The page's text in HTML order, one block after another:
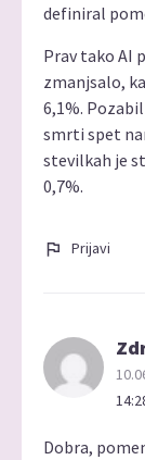
definiral
Prav tako AI
zmanjsalo,
6,1%.
smrti spet
stevilkah je
0,7%.
Prijavi
Dobra,